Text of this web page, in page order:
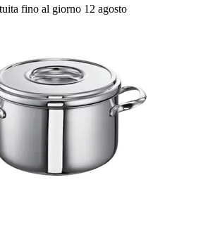
fino al giorno 12 agosto